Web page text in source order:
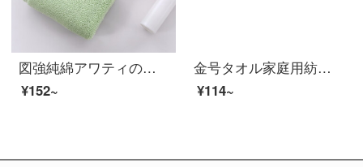
図強純綿アワティの長い綿花の子供用ナプキン2つの長方形大人の男女と子供用の柔らかさと厚手の洗顔タオルオレンジ+緑25*50 cm
¥152~
金号タオル家庭用紡績A類純綿子供用タオル吸水ティッシュ洗顔子供用タオル小象貼布2枚に赤/青48 g/枚48*25 cm
¥114~